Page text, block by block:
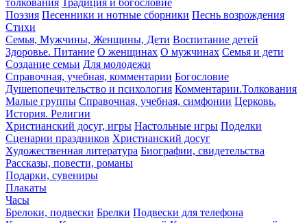
Поэзия Песенники и нотные сборники Песнь возрождения
Стихи
Семья, Мужчины, Женщины, Дети Воспитание детей
Здоровье. Питание О женщинах О мужчинах Семья и дети
Создание семьи Для молодежи
Справочная, учебная, комментарии Богословие
Душепопечительство и психология Комментарии.Толкования
Малые группы Справочная, учебная, симфонии Церковь.
История. Религии
Христианский досуг, игры Настольные игры Поделки
Сценарии праздников Христианский досуг
Художественная литература Биографии, свидетельства
Рассказы, повести, романы
Подарки, сувениры
Плакаты
Часы
Брелоки, подвески Брелки Подвески для телефона